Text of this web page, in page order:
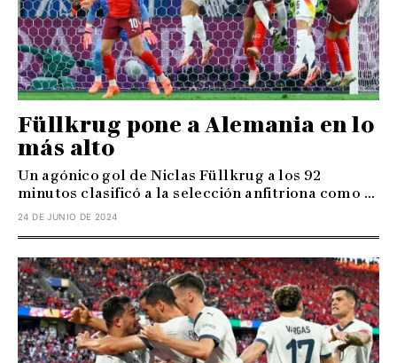
Füllkrug pone a Alemania en lo
más alto
Un agónico gol de Niclas Füllkrug a los 92
minutos clasificó a la selección anfitriona como ...
24 DE JUNIO DE 2024